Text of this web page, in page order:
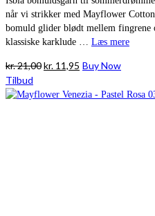
når vi strikker med Mayflower
bomuld glider blødt mellem
klassiske karklude … Læs mere
kr.21,00Den
pris
kr. 11,95 Den
pris
Buy Now
Tilbud